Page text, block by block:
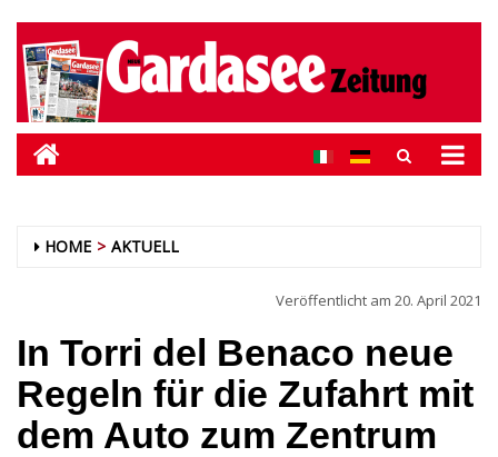
HOME AKTUELL
Veröffentlicht am 20. April 2021
In Torri del Benaco neue
Regeln für die Zufahrt mit
dem Auto zum Zentrum